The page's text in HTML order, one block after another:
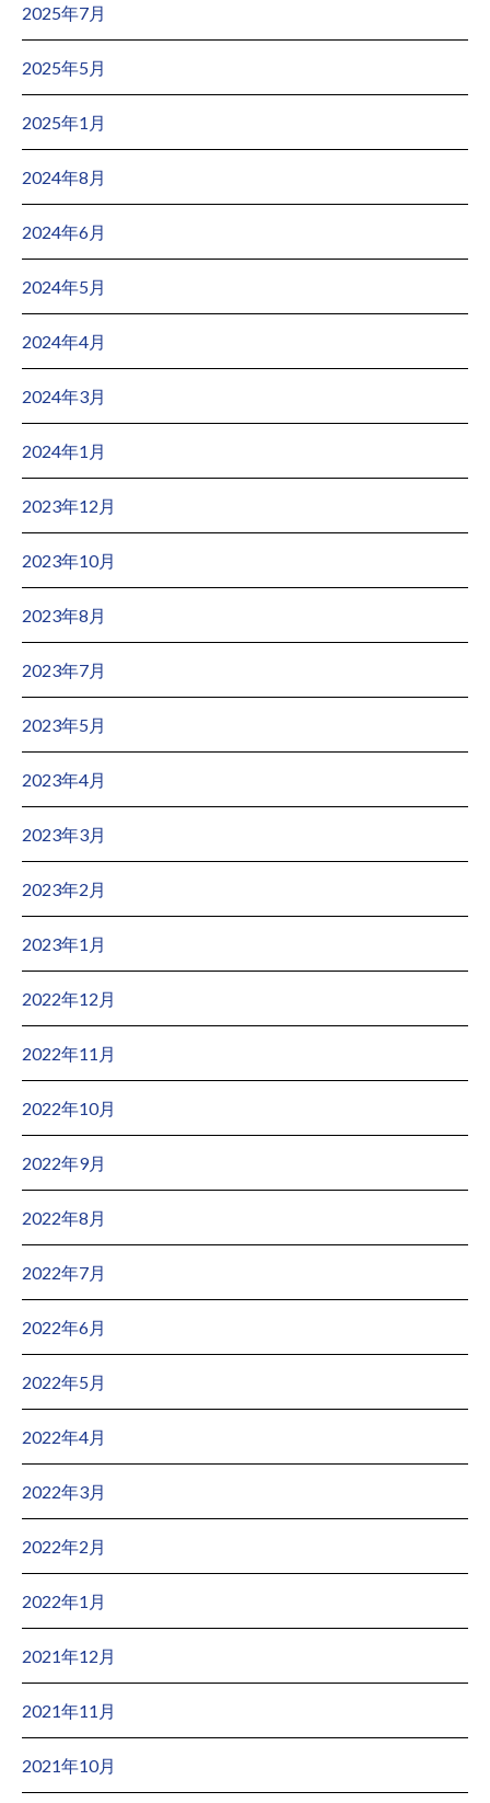
2025年7月
2025年5月
2025年1月
2024年8月
2024年6月
2024年5月
2024年4月
2024年3月
2024年1月
2023年12月
2023年10月
2023年8月
2023年7月
2023年5月
2023年4月
2023年3月
2023年2月
2023年1月
2022年12月
2022年11月
2022年10月
2022年9月
2022年8月
2022年7月
2022年6月
2022年5月
2022年4月
2022年3月
2022年2月
2022年1月
2021年12月
2021年11月
2021年10月